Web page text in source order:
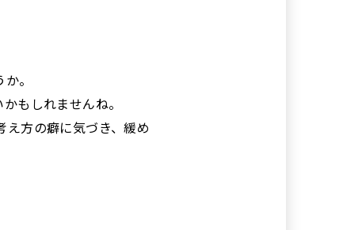
。
もしれませんね。
方の癖に気づき、緩め